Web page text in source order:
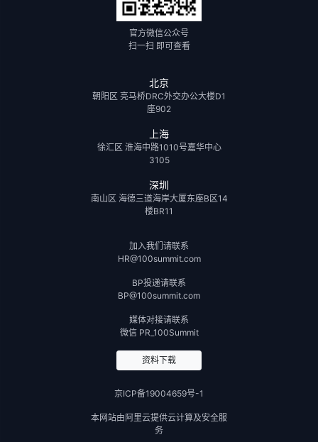
官方微信公众号
扫一扫 即可查看
北京
朝阳区 亮马桥DRC外交办公大楼D1
座902
上海
徐汇区 淮海中路1010号嘉华中心
3105
深圳
南山区 海德三道海岸大厦东座B区14
楼BR11
加入我们请联系
HR@100summit.com
BP投递请联系
BP@100summit.com
媒体对接请联系
微信 PR_100Summit
资料下载
京ICP备19004659号-1
本网站由阿里云提供云计算及安全服
务